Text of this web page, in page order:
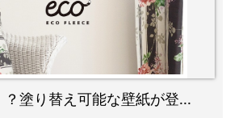
塗り替え可能な壁紙が登...